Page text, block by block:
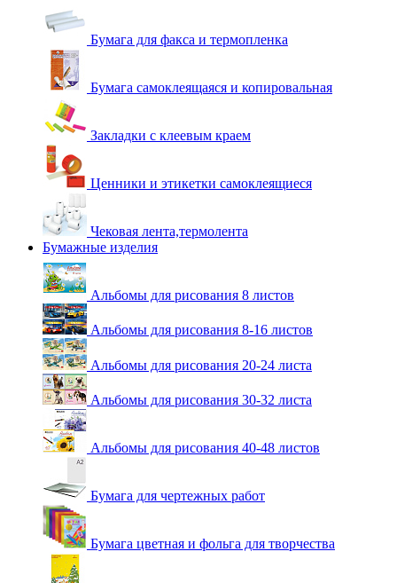
Бумага для факса и термопленка
Бумага самоклеящаяся и копировальная
Закладки с клеевым краем
Ценники и этикетки самоклеящиеся
Чековая лента,термолента
Бумажные изделия
Альбомы для рисования 8 листов
Альбомы для рисования 8-16 листов
Альбомы для рисования 20-24 листа
Альбомы для рисования 30-32 листа
Альбомы для рисования 40-48 листов
Бумага для чертежных работ
Бумага цветная и фольга для творчества